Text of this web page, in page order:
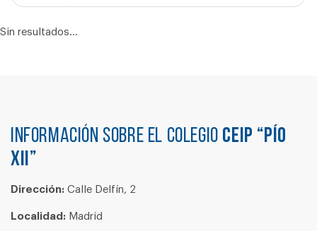
Sin resultados...
Información sobre el colegio CEIP “PÍO
XII”
Dirección: Calle Delfín, 2
Localidad: Madrid